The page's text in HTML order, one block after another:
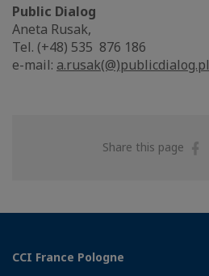
Public Dialog
Aneta Rusak,
Tel. (+48) 535 876 186
e-mail: a.rusak(@)publicdialog.pl
Share this page
CCI France Pologne